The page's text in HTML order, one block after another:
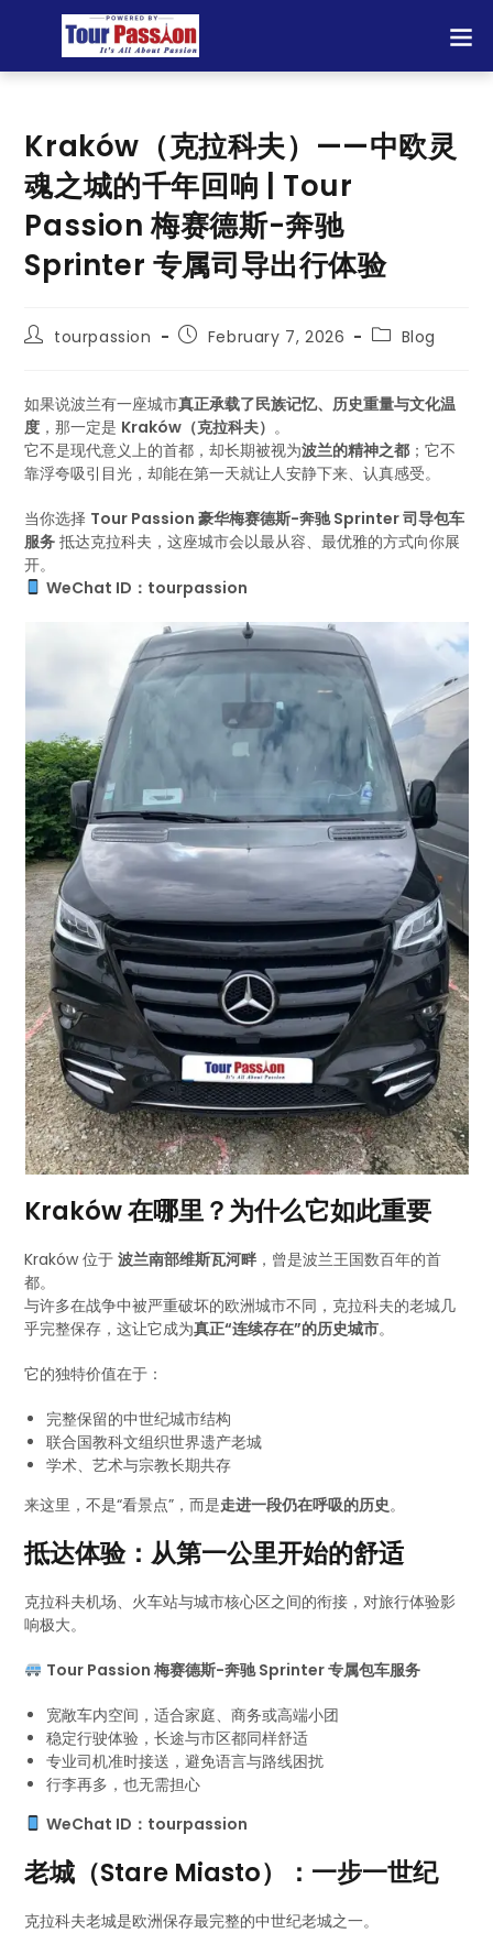
Kraków（克拉科夫）——中欧灵
魂之城的千年回响 | Tour
Passion 梅赛德斯-奔驰
Sprinter 专属司导出行体验
tourpassion February 7, 2026 Blog
如果说波兰有一座城市真正承载了民族记忆、历史重量与文化温
度 ，那一定是 Kraków（克拉科夫） 。
它不是现代意义上的首都，却长期被视为波兰的精神之都 ；它不
靠浮夸吸引目光，却能在第一天就让人安静下来、认真感受。
当你选择 Tour Passion 豪华梅赛德斯-奔驰 Sprinter 司导包车
服务 抵达克拉科夫，这座城市会以最从容、最优雅的方式向你展
开。
WeChat ID：tourpassion
Kraków 在哪里？为什么它如此重要
Kraków 位于波兰南部维斯瓦河畔 ，曾是波兰王国数百年的首
都。
与许多在战争中被严重破坏的欧洲城市不同，克拉科夫的老城几
乎完整保存，这让它成为真正“连续存在”的历史城市。
它的独特价值在于：
完整保留的中世纪城市结构
联合国教科文组织世界遗产老城
学术、艺术与宗教长期共存
来这里，不是“看景点”，而是走进一段仍在呼吸的历史。
抵达体验：从第一公里开始的舒适
克拉科夫机场、火车站与城市核心区之间的衔接，对旅行体验影
响极大。
Tour Passion 梅赛德斯-奔驰 Sprinter 专属包车服务
宽敞车内空间，适合家庭、商务或高端小团
稳定行驶体验，长途与市区都同样舒适
专业司机准时接送，避免语言与路线困扰
行李再多，也无需担心
WeChat ID：tourpassion
老城（Stare Miasto）：一步一世纪
克拉科夫老城是欧洲保存最完整的中世纪老城之一。